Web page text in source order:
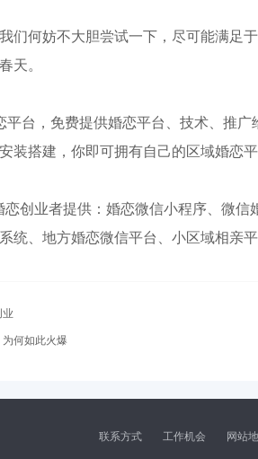
们何妨不大胆尝试一下，尽可能满足
天。
台，免费提供婚恋平台、技术、推
装搭建，你即可拥有自己的区域婚恋
创业者提供：婚恋微信小程序、微
统、地方婚恋微信平台、小区域相亲
何如此火爆
联系方式 工作机会 网站